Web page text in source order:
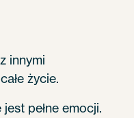
innymi
życie.
pełne emocji.